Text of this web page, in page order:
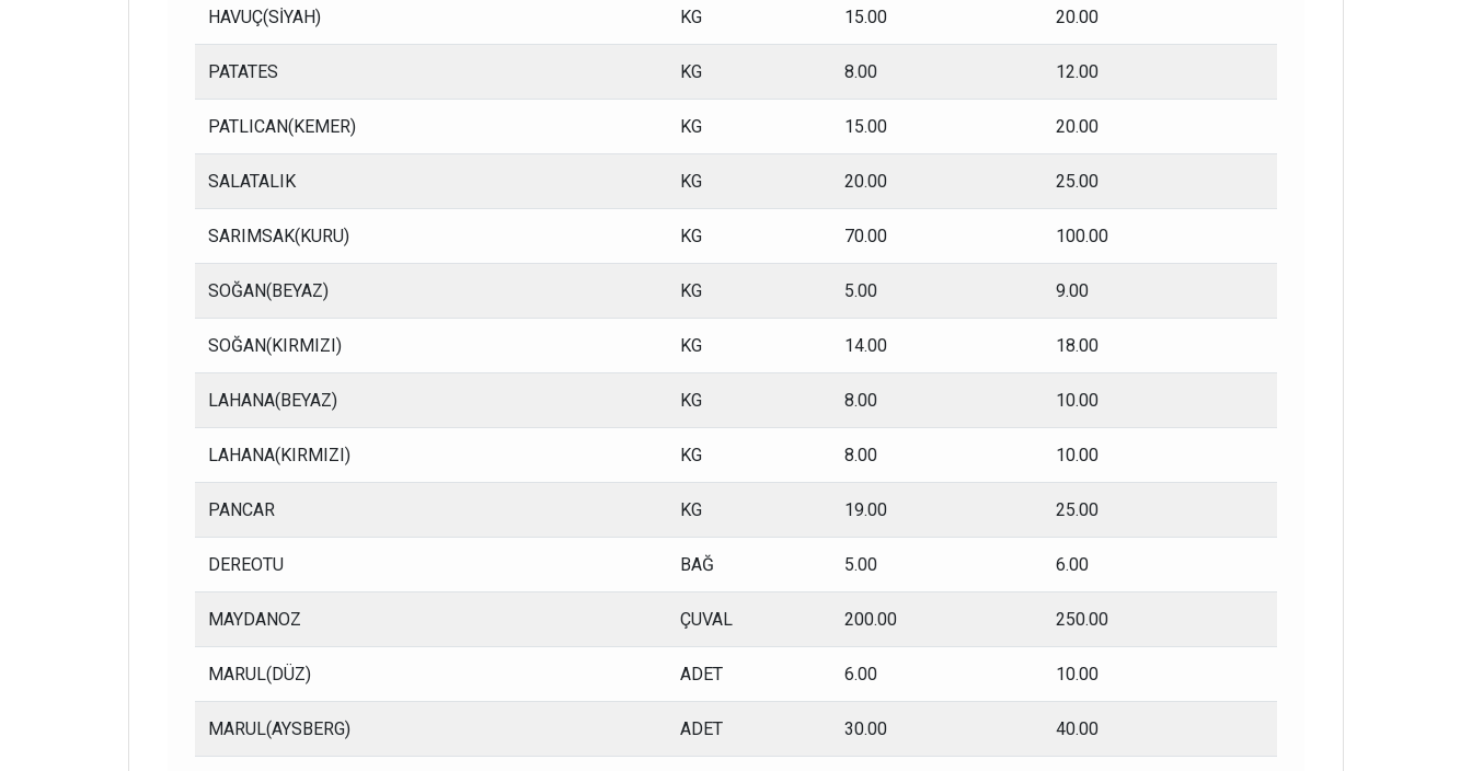
HAVUÇ(SİYAH) KG 15.00 20.00
PATATES KG 8.00 12.00
PATLICAN(KEMER) KG 15.00 20.00
SALATALIK KG 20.00 25.00
SARIMSAK(KURU) KG 70.00 100.00
SOĞAN(BEYAZ) KG 5.00 9.00
SOĞAN(KIRMIZI) KG 14.00 18.00
LAHANA(BEYAZ) KG 8.00 10.00
LAHANA(KIRMIZI) KG 8.00 10.00
PANCAR KG 19.00 25.00
DEREOTU BAĞ 5.00 6.00
MAYDANOZ ÇUVAL 200.00 250.00
MARUL(DÜZ) ADET 6.00 10.00
MARUL(AYSBERG) ADET 30.00 40.00